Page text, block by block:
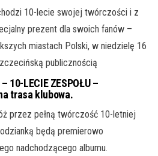
10-lecie swojej twórczości i z
prezent dla swoich fanów –
miastach Polski, w niedzielę 16
publicznością
10-LECIE ZESPOŁU –
trasa klubowa.
przez pełną twórczość 10-letniej
będą premierowo
nadchodzącego albumu.